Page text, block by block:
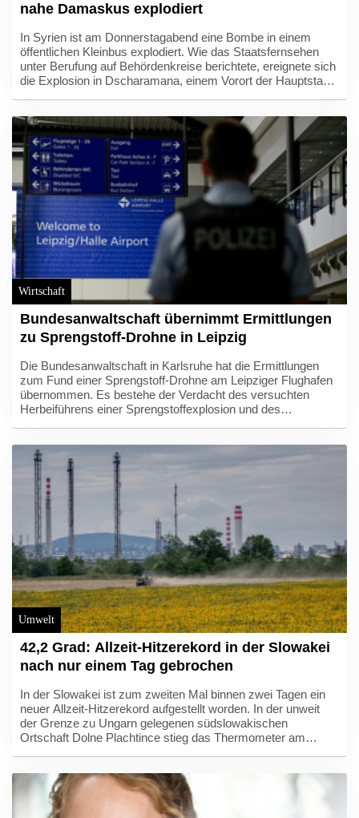
nahe Damaskus explodiert
In Syrien ist am Donnerstagabend eine Bombe in einem
öffentlichen Kleinbus explodiert. Wie das Staatsfernsehen
unter Berufung auf Behördenkreise berichtete, ereignete sich
die Explosion in Dscharamana, einem Vorort der Hauptstadt
AFP. Eine Hauptverkehrsstraße wurde für den Verkehr
gesperrt.
Wirtschaft
Bundesanwaltschaft übernimmt Ermittlungen
zu Sprengstoff-Drohne in Leipzig
Die Bundesanwaltschaft in Karlsruhe hat die Ermittlungen
zum Fund einer Sprengstoff-Drohne am Leipziger Flughafen
übernommen. Es bestehe der Verdacht des versuchten
Herbeiführens einer Sprengstoffexplosion und des
habe die Ermittlungen "wegen der besonderen Bedeutung
des Falles" von der Generalstaatsanwaltschaft Dresden
übernommen.
Umwelt
42,2 Grad: Allzeit-Hitzerekord in der Slowakei
nach nur einem Tag gebrochen
In der Slowakei ist zum zweiten Mal binnen zwei Tagen ein
neuer Allzeit-Hitzerekord aufgestellt worden. In der unweit
der Grenze zu Ungarn gelegenen südslowakischen
Ortschaft Dolne Plachtince stieg das Thermometer am
Aufzeichnungen in dem Land.